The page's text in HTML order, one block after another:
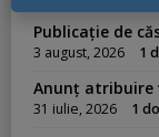
Publicație de
3 august, 2026 1
Anunț atribuire
31 iulie, 2026 1